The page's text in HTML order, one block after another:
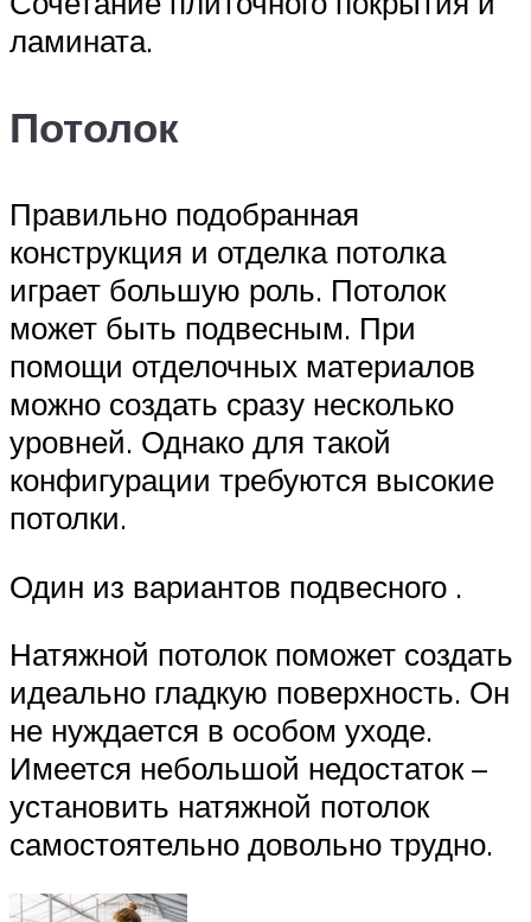
ламината.
Потолок
Правильно подобранная
конструкция и отделка потолка
играет большую роль. Потолок
может быть подвесным. При
помощи отделочных материалов
можно создать сразу несколько
уровней. Однако для такой
конфигурации требуются высокие
потолки.
Один из вариантов подвесного .
Натяжной потолок поможет создать
идеально гладкую поверхность. Он
не нуждается в особом уходе.
Имеется небольшой недостаток –
установить натяжной потолок
самостоятельно довольно трудно.